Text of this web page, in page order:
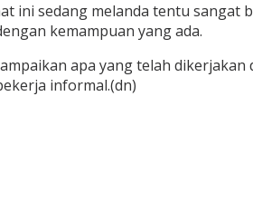
ini sedang melanda tentu
kemampuan yang ada.
apa yang telah
informal.(dn)